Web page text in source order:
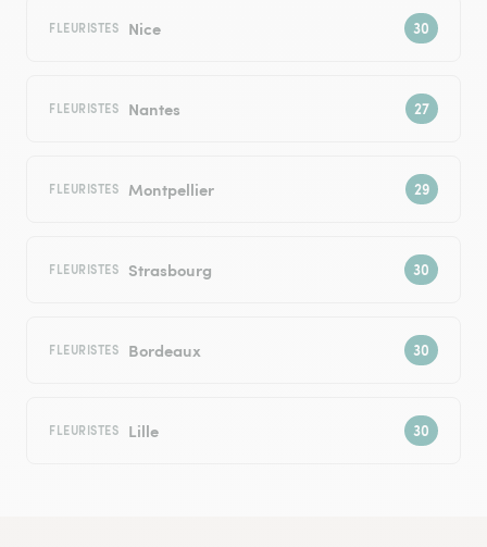
FLEURISTES Nice
FLEURISTES Nantes
FLEURISTES Montpellier
FLEURISTES Strasbourg
FLEURISTES Bordeaux
FLEURISTES Lille